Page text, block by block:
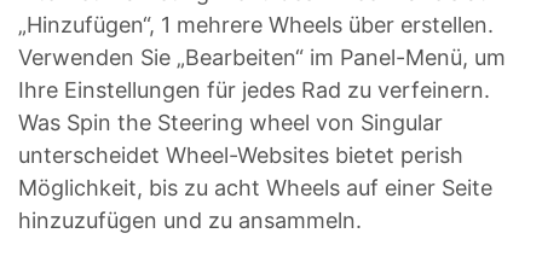
„Hinzufügen“, 1 mehrere Wheels über erstellen.
Verwenden Sie „Bearbeiten“ im Panel-Menü, um
Ihre Einstellungen für jedes Rad zu verfeinern.
Was Spin the Steering wheel von Singular
unterscheidet Wheel-Websites bietet perish
Möglichkeit, bis zu acht Wheels auf einer Seite
hinzuzufügen und zu ansammeln.